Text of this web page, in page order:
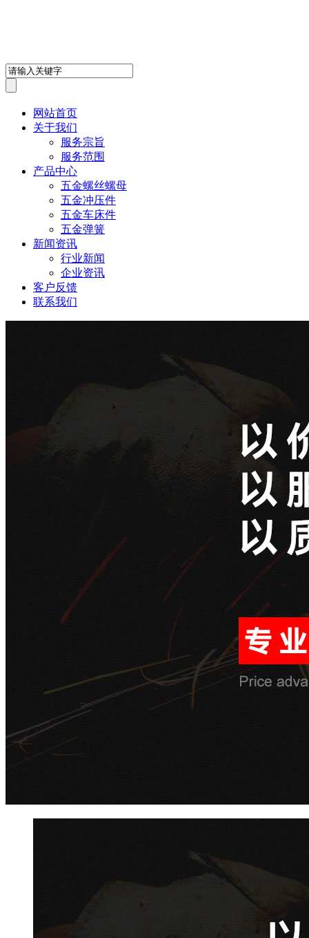
网站首页
关于我们
服务宗旨
服务范围
产品中心
五金螺丝螺母
五金冲压件
五金车床件
五金弹簧
新闻资讯
行业新闻
企业资讯
客户反馈
联系我们